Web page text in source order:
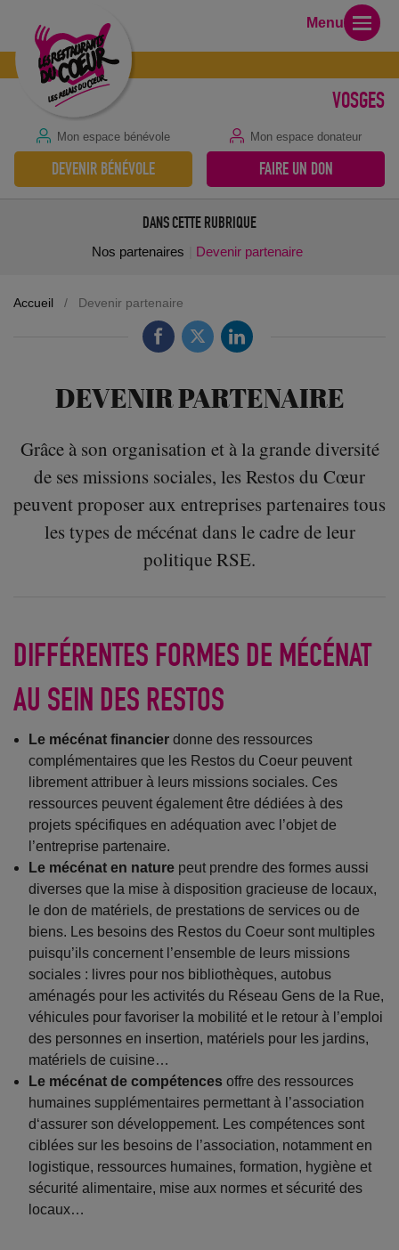
VOSGES
Mon espace bénévole Mon espace donateur
DEVENIR BÉNÉVOLE FAIRE UN DON
Menu
DANS CETTE RUBRIQUE
Nos partenaires Devenir partenaire
Accueil / Devenir partenaire
DEVENIR PARTENAIRE
Grâce à son organisation et à la grande diversité
de ses missions sociales, les Restos du Cœur
peuvent proposer aux entreprises partenaires tous
les types de mécénat dans le cadre de leur
politique RSE.
DIFFÉRENTES FORMES DE MÉCÉNAT
AU SEIN DES RESTOS
Le mécénat financier donne des ressources
complémentaires que les Restos du Coeur peuvent
librement attribuer à leurs missions sociales. Ces
ressources peuvent également être dédiées à des
projets spécifiques en adéquation avec l’objet de
l’entreprise partenaire.
Le mécénat en nature peut prendre des formes aussi
diverses que la mise à disposition gracieuse de locaux,
le don de matériels, de prestations de services ou de
biens. Les besoins des Restos du Coeur sont multiples
puisqu’ils concernent l’ensemble de leurs missions
sociales : livres pour nos bibliothèques, autobus
aménagés pour les activités du Réseau Gens de la Rue,
véhicules pour favoriser la mobilité et le retour à l’emploi
des personnes en insertion, matériels pour les jardins,
matériels de cuisine…
Le mécénat de compétences offre des ressources
humaines supplémentaires permettant à l’association
d‘assurer son développement. Les compétences sont
ciblées sur les besoins de l’association, notamment en
logistique, ressources humaines, formation, hygiène et
sécurité alimentaire, mise aux normes et sécurité des
locaux…